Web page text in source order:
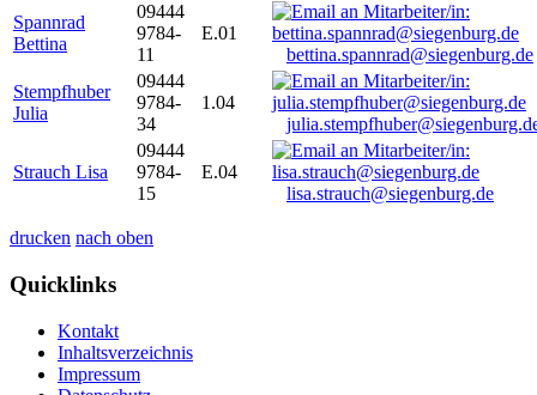
Spannrad
Bettina
09444
9784-
11
E.01
bettina.spannrad@siegenburg.de
Stempfhuber
Julia
09444
9784-
34
1.04
Strauch Lisa
09444
9784-
15
E.04
lisa.strauch@siegenburg.de
drucken nach oben
Quicklinks
Kontakt
Inhaltsverzeichnis
Impressum